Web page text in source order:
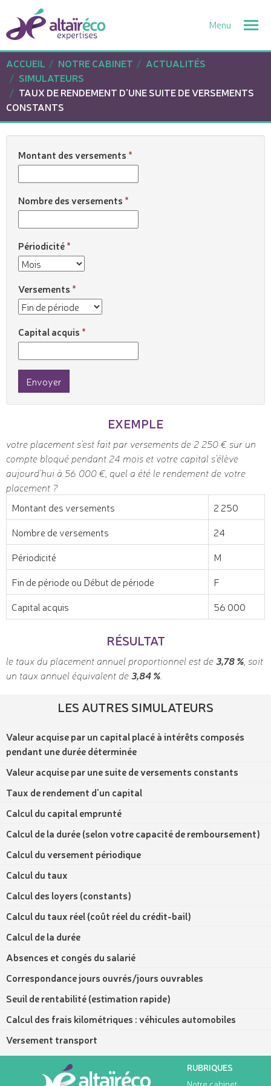
ACCUEIL
NOTRE CABINET
ACTUALITÉS
SIMULATEURS
TAUX DE RENDEMENT D'UNE SUITE DE VERSEMENTS
CONSTANTS
Montant des versements
Nombre des versements
Périodicité
Versements
Capital acquis
Envoyer
EXEMPLE
votre placement s'est fait par versements de 2 250 € sur un
compte bloqué pendant 24 mois et votre capital s'élève
aujourd'hui à 56 000 €, quel a été le rendement de votre
placement ?
Montant des versements
2 250
Nombre de versements
24
Périodicité
M
Fin de période ou Début de période
F
Capital acquis
56 000
RÉSULTAT
le taux du placement annuel proportionnel est de3,78 % , soit
un taux annuel équivalent de3,84 %
LES AUTRES SIMULATEURS
Valeur acquise par un capital placé à intérêts composés
pendant une durée déterminée
Valeur acquise par une suite de versements constants
Taux de rendement d'un capital
Calcul du capital emprunté
Calcul de la durée (selon votre capacité de remboursement)
Calcul du versement périodique
Calcul du taux
Calcul des loyers (constants)
Calcul du taux réel (coût réel du crédit-bail)
Calcul de la durée
Absences et congés du salarié
Correspondance jours ouvrés/jours ouvrables
Seuil de rentabilité (estimation rapide)
Calcul des frais kilométriques : véhicules automobiles
Versement transport
RUBRIQUES
Notre cabinet